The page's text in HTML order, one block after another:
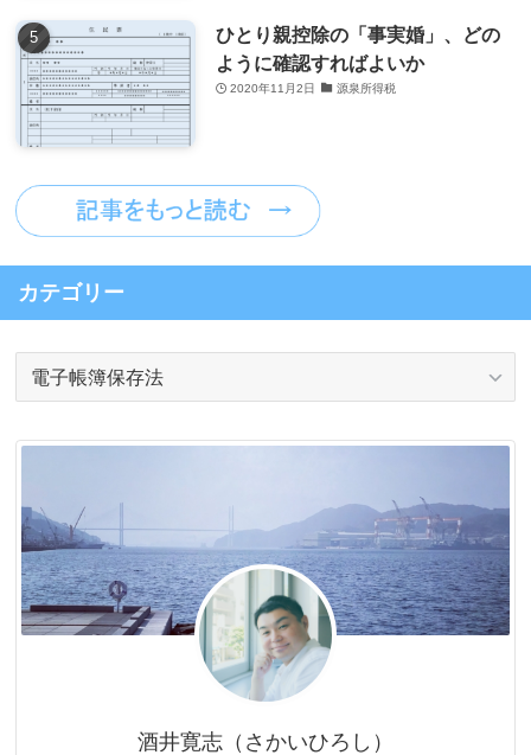
ひとり親控除の「事実婚」、どの
ように確認すればよいか
2020年11月2日 源泉所得税
カテゴリー
リ
酒井寛志（さかいひろし）